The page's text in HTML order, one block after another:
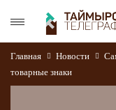
Главная Новости
товарные знаки